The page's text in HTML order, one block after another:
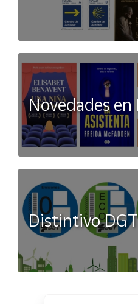
Novedades en
Distintivo DGT